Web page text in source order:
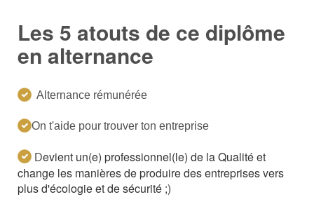
Les 5 atouts de ce diplôme
en alternance
Alternance rémunérée
On t'aide pour trouver ton entreprise
Devient un(e) professionnel(le) de la Qualité et
change les manières de produire des entreprises vers
plus d'écologie et de sécurité ;)